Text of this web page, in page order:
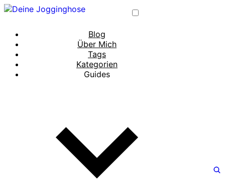
Blog
Über Mich
Tags
Kategorien
Guides